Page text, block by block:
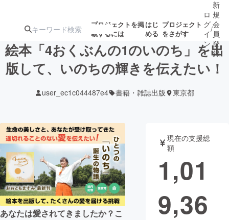
プロジェクトを掲
載するには
はじ
める
プロジェクト
をさがす
ターン
注目の新着プロ
ジェクト
募集終了が近いプ
ロジェクト
もうすぐ公開
されます
アート・写真 音楽
テクノロジー・ガジェット ゲーム・サ
映像・映画
ロ
グ
イ
ン
/
新
規
会
員
登
録
絵本「4おくぶんの1のいのち」を出
版して、いのちの輝きを伝えたい！
user_ec1c044487e4 書籍・雑誌出版 東京都
あなたは愛されてきましたか？こ
現在の支援総
額
1,01
9,36